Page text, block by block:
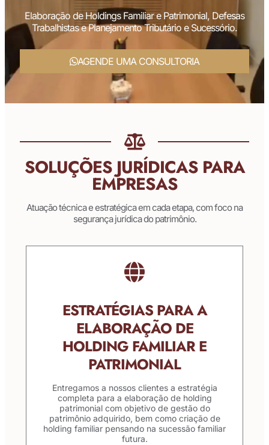
Elaboração de Holdings Familiar e Patrimonial, Defesas
Trabalhistas e Planejamento Tributário e Sucessório.
AGENDE UMA CONSULTORIA
SOLUÇÕES JURÍDICAS PARA
EMPRESAS
Atuação técnica e estratégica em cada etapa, com foco na
segurança jurídica do patrimônio.
ESTRATÉGIAS PARA A
ELABORAÇÃO DE
HOLDING FAMILIAR E
PATRIMONIAL
Entregamos a nossos clientes a estratégia
completa para a elaboração de holding
patrimonial com objetivo de gestão do
patrimônio adquirido, bem como criação de
holding familiar pensando na sucessão familiar
futura.